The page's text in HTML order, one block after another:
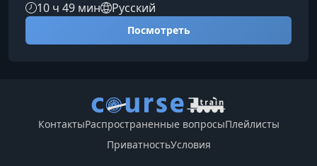
разберёте химические и поведенческие
привычки, поймёте механизмы их
формирования и получите рабочие
подаётся понятно, научно и прикладно.
Каждое занятие сочетает теорию, реальные
примеры и рекомендации экспертов, пом
10 ч 49 мин Русский
Посмотреть
КонтактыРаспространенные вопросыПлейлисты
ПриватностьУсловия